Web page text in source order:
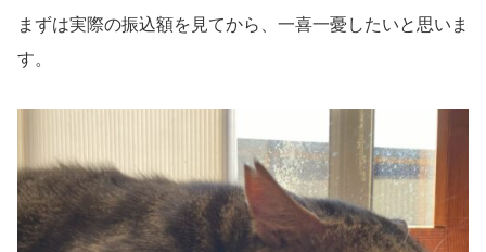
まずは実際の振込額を見てから、一喜一憂したいと思いま
す。